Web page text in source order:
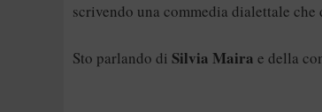
scrivendo una commedia dialettale che
Sto parlando di Silvia Maira e della